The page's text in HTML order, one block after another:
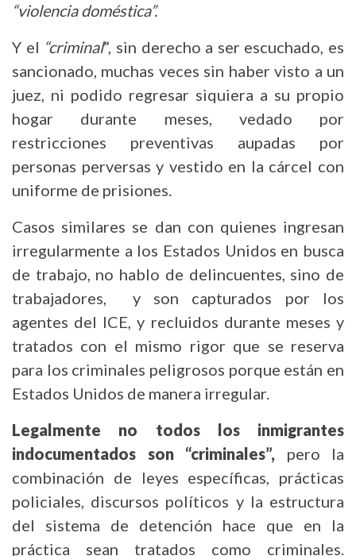
“violencia doméstica”.
Y el “criminal”, sin derecho a ser escuchado, es
sancionado, muchas veces sin haber visto a un
juez, ni podido regresar siquiera a su propio
hogar durante meses, vedado por
restricciones preventivas aupadas por
personas perversas y vestido en la cárcel con
uniforme de prisiones.
Casos similares se dan con quienes ingresan
irregularmente a los Estados Unidos en busca
de trabajo, no hablo de delincuentes, sino de
trabajadores, y son capturados por los
agentes del ICE, y recluidos durante meses y
tratados con el mismo rigor que se reserva
para los criminales peligrosos porque están en
Estados Unidos de manera irregular.
Legalmente no todos los inmigrantes
indocumentados son “criminales”, pero la
combinación de leyes específicas, prácticas
policiales, discursos políticos y la estructura
del sistema de detención hace que en la
práctica sean tratados como criminales.